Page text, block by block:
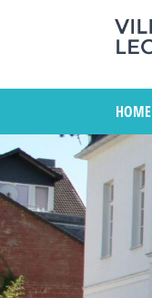
HOME